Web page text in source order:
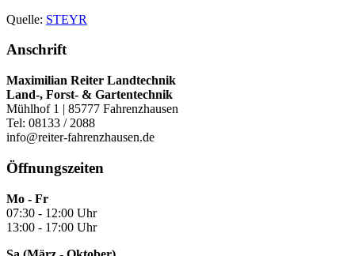
Quelle: STEYR
Anschrift
Maximilian Reiter Landtechnik
Land-, Forst- & Gartentechnik
Mühlhof 1 | 85777 Fahrenzhausen
Tel: 08133 / 2088
info@reiter-fahrenzhausen.de
Öffnungszeiten
Mo - Fr
07:30 - 12:00 Uhr
13:00 - 17:00 Uhr